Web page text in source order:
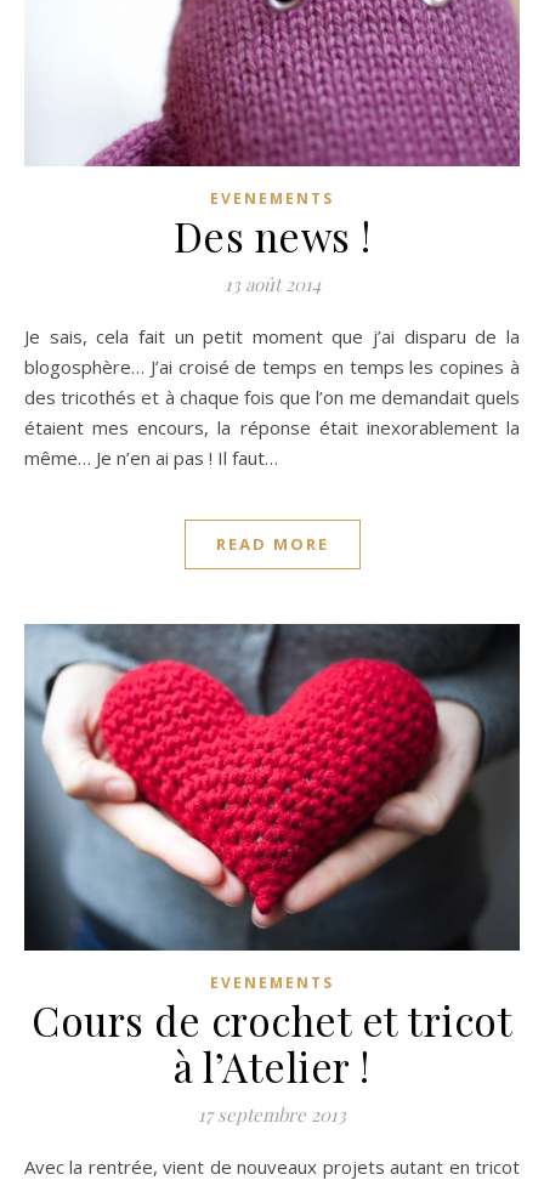
EVENEMENTS
Des news !
13 août 2014
Je sais, cela fait un petit moment que j’ai disparu de la
blogosphère… J’ai croisé de temps en temps les copines à
des tricothés et à chaque fois que l’on me demandait quels
étaient mes encours, la réponse était inexorablement la
même… Je n’en ai pas ! Il faut…
READ MORE
EVENEMENTS
Cours de crochet et tricot
à l’Atelier !
17 septembre 2013
Avec la rentrée, vient de nouveaux projets autant en tricot